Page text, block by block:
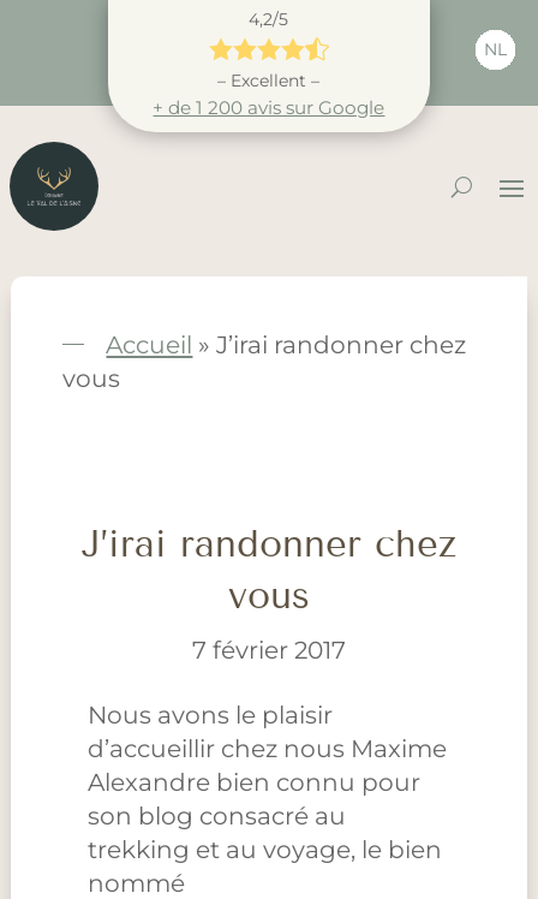
4,2/5

– Excellent –
+ de 1 200 avis sur Google
NL
Accueil »J’irai randonner chez
vous
J’irai randonner chez
vous
7 février 2017
Nous avons le plaisir
d’accueillir chez nous Maxime
Alexandre bien connu pour
son blog consacré au
trekking et au voyage, le bien
nommé